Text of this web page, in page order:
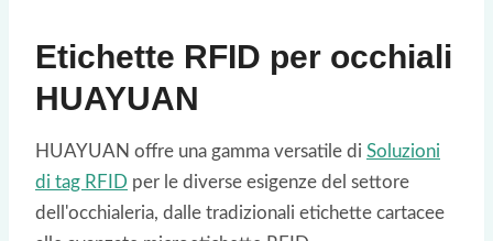
Etichette RFID per occhiali
HUAYUAN
HUAYUAN offre una gamma versatile di Soluzioni
di tag RFID per le diverse esigenze del settore
dell'occhialeria, dalle tradizionali etichette cartacee